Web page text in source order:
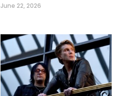
June 22, 2026